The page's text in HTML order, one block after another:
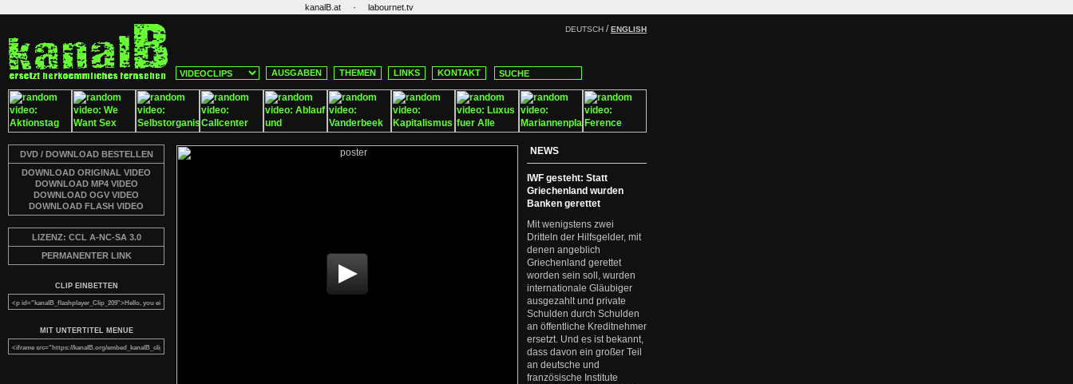
kanalB.at · labournet.tv
DEUTSCH /ENGLISH
AUSGABEN THEMEN LINKS KONTAKT
DVD / DOWNLOAD BESTELLEN
DOWNLOAD ORIGINAL VIDEO
DOWNLOAD MP4 VIDEO
DOWNLOAD OGV VIDEO
DOWNLOAD FLASH VIDEO
LIZENZ: CCL A-NC-SA 3.0
PERMANENTER LINK
CLIP EINBETTEN
MIT UNTERTITEL MENUE
NEWS
IWF gesteht: Statt
Griechenland wurden
Banken gerettet
Mit wenigstens zwei
Dritteln der Hilfsgelder, mit
denen angeblich
Griechenland gerettet
worden sein soll, wurden
internationale Gläubiger
ausgezahlt und private
Schulden durch Schulden
an öffentliche Kreditnehmer
ersetzt. Und es ist bekannt,
dass davon ein großer Teil
an deutsche und
französische Institute